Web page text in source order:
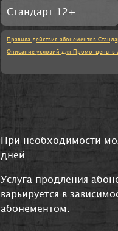
Стандарт 12+
Правила действия абонементов
Описание условий для Промо-цены в
При необходимости
дней.
Услуга продления
варьируется в
абонементом: